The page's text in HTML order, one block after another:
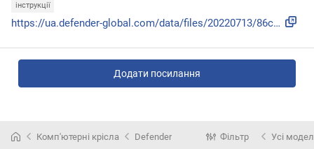
інструкції
https://ua.defender-global.com/data/files/20220713/86c5b1d2...
Додати посилання
Комп'ютерні крісла Defender Фільтр Усі